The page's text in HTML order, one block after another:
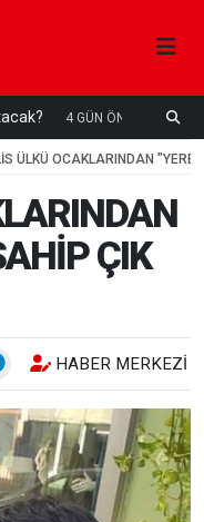
4 GÜN ÖNCE
ÜLKÜ OCAKLARINDAN
ÇIK
HABER MERKEZI